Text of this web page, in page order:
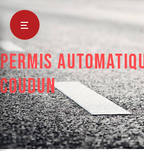
permis
Coudun